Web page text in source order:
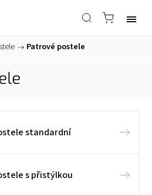
/ Patrové postele
standardní
s přistýlkou